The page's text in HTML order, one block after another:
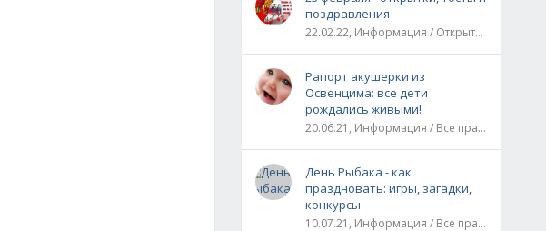
поздравления
22.02.22, Информация / Открытки / Все праздники
Рапорт акушерки из
Освенцима: все дети
рождались живыми!
20.06.21, Информация / Все праздники / Рассказы и истории
День Рыбака - как
праздновать: игры, загадки,
конкурсы
10.07.21, Информация / Все праздники